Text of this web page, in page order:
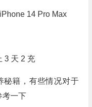
14 Pro Max
3 天 2 充
秘籍，有些情况对于
考一下